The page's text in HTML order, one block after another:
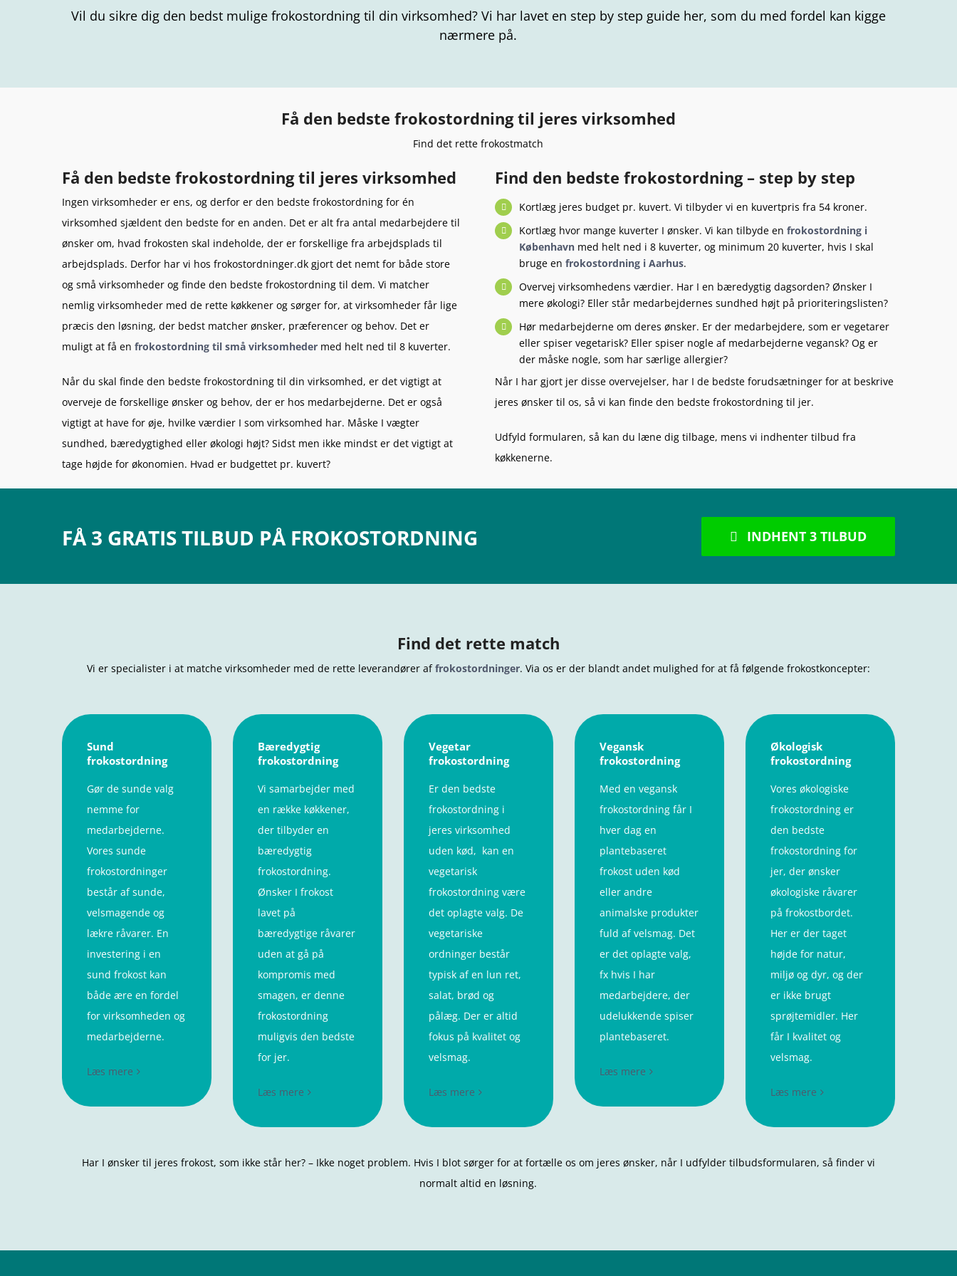
Vil du sikre dig den bedst mulige frokostordning til din virksomhed? Vi har lavet en step by step guide her, som du med fordel kan kigge
nærmere på.
Få den bedste frokostordning til jeres virksomhed
Find det rette frokostmatch
Få den bedste frokostordning til jeres virksomhed
Ingen virksomheder er ens, og derfor er den bedste frokostordning for én
virksomhed sjældent den bedste for en anden. Det er alt fra antal medarbejdere til
ønsker om, hvad frokosten skal indeholde, der er forskellige fra arbejdsplads til
arbejdsplads. Derfor har vi hos frokostordninger.dk gjort det nemt for både store
og små virksomheder og finde den bedste frokostordning til dem. Vi matcher
nemlig virksomheder med de rette køkkener og sørger for, at virksomheder får lige
præcis den løsning, der bedst matcher ønsker, præferencer og behov. Det er
muligt at få en frokostordning til små virksomhedermed helt ned til 8 kuverter.
Når du skal finde den bedste frokostordning til din virksomhed, er det vigtigt at
overveje de forskellige ønsker og behov, der er hos medarbejderne. Det er også
vigtigt at have for øje, hvilke værdier I som virksomhed har. Måske I vægter
sundhed, bæredygtighed eller økologi højt? Sidst men ikke mindst er det vigtigt at
tage højde for økonomien. Hvad er budgettet pr. kuvert?
Find den bedste frokostordning – step by step
Kortlæg jeres budget pr. kuvert. Vi tilbyder vi en kuvertpris fra 54 kroner.
Kortlæg hvor mange kuverter I ønsker. Vi kan tilbyde en frokostordning i
Københavnmed helt ned i 8 kuverter, og minimum 20 kuverter, hvis I skal
bruge en frokostordning i Aarhus.
Overvej virksomhedens værdier. Har I en bæredygtig dagsorden? Ønsker I
mere økologi? Eller står medarbejdernes sundhed højt på prioriteringslisten?
Hør medarbejderne om deres ønsker. Er der medarbejdere, som er vegetarer
eller spiser vegetarisk? Eller spiser nogle af medarbejderne vegansk? Og er
der måske nogle, som har særlige allergier?
Når I har gjort jer disse overvejelser, har I de bedste forudsætninger for at beskrive
jeres ønsker til os, så vi kan finde den bedste frokostordning til jer.
Udfyld formularen, så kan du læne dig tilbage, mens vi indhenter tilbud fra
køkkenerne.
FÅ 3 GRATIS TILBUD PÅ FROKOSTORDNING INDHENT 3 TILBUD
Find det rette match
Vi er specialister i at matche virksomheder med de rette leverandører affrokostordninger. Via os er der blandt andet mulighed for at få følgende frokostkoncepter:
Sund
frokostordning
Gør de sunde valg
nemme for
medarbejderne.
Vores sunde
frokostordninger
består af sunde,
velsmagende og
lækre råvarer. En
investering i en
sund frokost kan
både ære en fordel
for virksomheden og
medarbejderne.
Læs mere
Bæredygtig
frokostordning
Vi samarbejder med
en række køkkener,
der tilbyder en
bæredygtig
frokostordning.
Ønsker I frokost
lavet på
bæredygtige råvarer
uden at gå på
kompromis med
smagen, er denne
frokostordning
muligvis den bedste
for jer.
Læs mere
Vegetar
frokostordning
Er den bedste
frokostordning i
jeres virksomhed
uden kød, kan en
vegetarisk
frokostordning være
det oplagte valg. De
vegetariske
ordninger består
typisk af en lun ret,
salat, brød og
pålæg. Der er altid
fokus på kvalitet og
velsmag.
Læs mere
Vegansk
frokostordning
Med en vegansk
frokostordning får I
hver dag en
plantebaseret
frokost uden kød
eller andre
animalske produkter
fuld af velsmag. Det
er det oplagte valg,
fx hvis I har
medarbejdere, der
udelukkende spiser
plantebaseret.
Læs mere
Økologisk
frokostordning
Vores økologiske
frokostordning er
den bedste
frokostordning for
jer, der ønsker
økologiske råvarer
på frokostbordet.
Her er der taget
højde for natur,
miljø og dyr, og der
er ikke brugt
sprøjtemidler. Her
får I kvalitet og
velsmag.
Læs mere
Har I ønsker til jeres frokost, som ikke står her? – Ikke noget problem. Hvis I blot sørger for at fortælle os om jeres ønsker, når I udfylder tilbudsformularen, så finder vi
normalt altid en løsning.